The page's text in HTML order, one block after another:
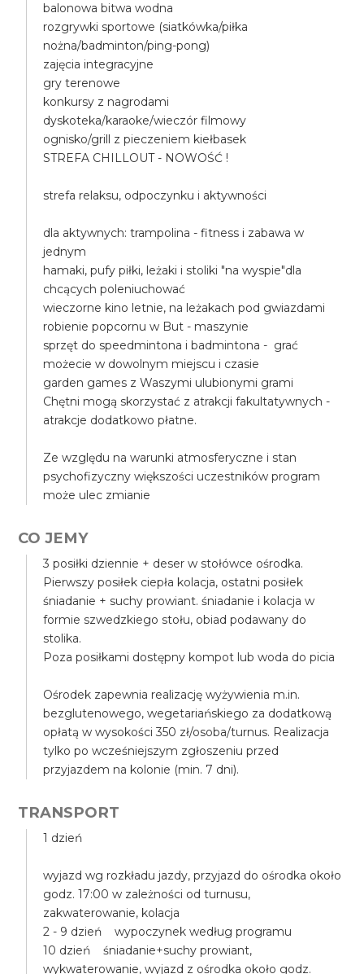
balonowa bitwa wodna
rozgrywki sportowe (siatkówka/piłka
nożna/badminton/ping-pong)
zajęcia integracyjne
gry terenowe
konkursy z nagrodami
dyskoteka/karaoke/wieczór filmowy
ognisko/grill z pieczeniem kiełbasek
STREFA CHILLOUT - NOWOŚĆ !
strefa relaksu, odpoczynku i aktywności
dla aktywnych: trampolina - fitness i zabawa w
jednym
hamaki, pufy piłki, leżaki i stoliki "na wyspie"dla
chcących poleniuchować
wieczorne kino letnie, na leżakach pod gwiazdami
robienie popcornu w But - maszynie
sprzęt do speedmintona i badmintona - grać
możecie w dowolnym miejscu i czasie
garden games z Waszymi ulubionymi grami
Chętni mogą skorzystać z atrakcji fakultatywnych -
atrakcje dodatkowo płatne.
Ze względu na warunki atmosferyczne i stan
psychofizyczny większości uczestników program
może ulec zmianie
CO JEMY
3 posiłki dziennie + deser w stołówce ośrodka.
Pierwszy posiłek ciepła kolacja, ostatni posiłek
śniadanie + suchy prowiant. śniadanie i kolacja w
formie szwedzkiego stołu, obiad podawany do
stolika.
Poza posiłkami dostępny kompot lub woda do picia
Ośrodek zapewnia realizację wyżywienia m.in.
bezglutenowego, wegetariańskiego za dodatkową
opłatą w wysokości 350 zł/osoba/turnus. Realizacja
tylko po wcześniejszym zgłoszeniu przed
przyjazdem na kolonie (min. 7 dni).
TRANSPORT
1 dzień
wyjazd wg rozkładu jazdy, przyjazd do ośrodka około
godz. 17:00 w zależności od turnusu,
zakwaterowanie, kolacja
2 - 9 dzień wypoczynek według programu
10 dzień śniadanie+suchy prowiant,
wykwaterowanie, wyjazd z ośrodka około godz.